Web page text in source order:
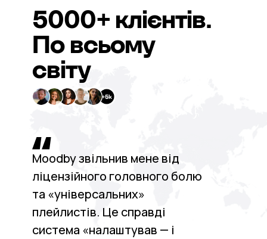
Moodby звільнив мене від
ліцензійного головного болю
та «універсальних»
плейлистів. Це справді
система «налаштував — і
5000+ клієнтів.
По всьому
світу